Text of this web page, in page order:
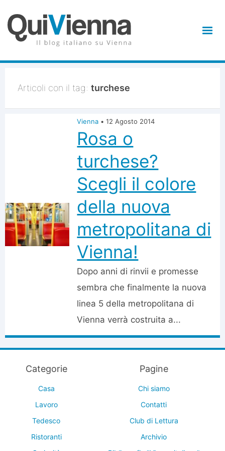
Articoli con il tag: turchese
Vienna • 12 Agosto 2014
Rosa o
turchese?
Scegli il colore
della nuova
metropolitana di
Vienna!
Dopo anni di rinvii e promesse
sembra che finalmente la nuova
linea 5 della metropolitana di
Vienna verrà costruita a...
Categorie
Casa
Lavoro
Tedesco
Ristoranti
Pagine
Chi siamo
Contatti
Club di Lettura
Archivio